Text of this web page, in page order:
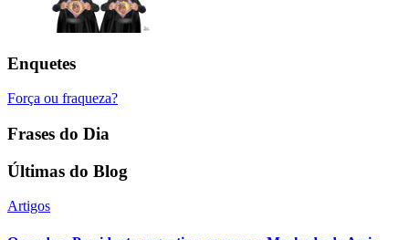
Enquetes
Força ou fraqueza?
Frases do Dia
Últimas do Blog
Artigos